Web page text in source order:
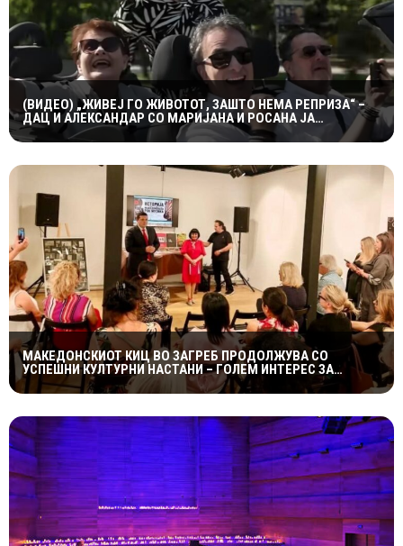
(ВИДЕО) „ЖИВЕЈ ГО ЖИВОТОТ, ЗАШТО НЕМА РЕПРИЗА“ –
ДАЦ И АЛЕКСАНДАР СО МАРИЈАНА И РОСАНА ЈА
ПРЕТСТАВИЈА „ЗАСЕКОГАШ МЛАДИ“
МАКЕДОНСКИОТ КИЦ ВО ЗАГРЕБ ПРОДОЛЖУВА СО
УСПЕШНИ КУЛТУРНИ НАСТАНИ – ГОЛЕМ ИНТЕРЕС ЗА
„ИСТОРИЈА НА МАКЕДОНСКАТА РОК МУЗИКА“